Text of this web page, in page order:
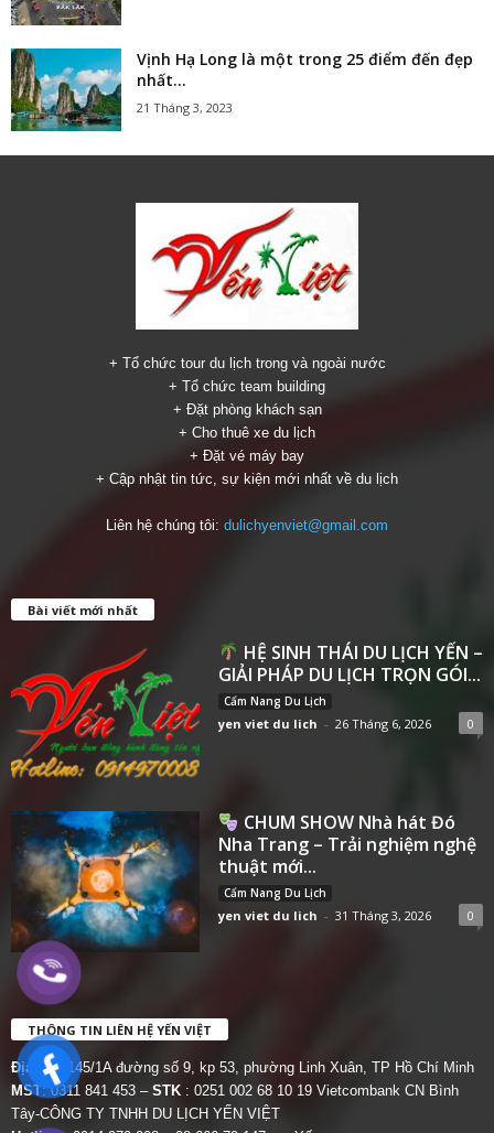
Vịnh Hạ Long là một trong 25 điểm đến đẹp
nhất...
21 Tháng 3, 2023
+ Tổ chức tour du lịch trong và ngoài nước
+ Tổ chức team building
+ Đặt phòng khách sạn
+ Cho thuê xe du lịch
+ Đặt vé máy bay
+ Cập nhật tin tức, sự kiện mới nhất về du lịch
Liên hệ chúng tôi: dulichyenviet@gmail.com
Bài viết mới nhất
HỆ SINH THÁI DU LỊCH YẾN –
GIẢI PHÁP DU LỊCH TRỌN GÓI...
Cẩm Nang Du Lịch
yen viet du lich - 26 Tháng 6, 2026 0
CHUM SHOW Nhà hát Đó
Nha Trang – Trải nghiệm nghệ
thuật mới...
Cẩm Nang Du Lịch
yen viet du lich - 31 Tháng 3, 2026 0
THÔNG TIN LIÊN HỆ YẾN VIỆT
Địa chỉ:
145/1A đường số 9, kp 53, phường Linh Xuân, TP Hồ Chí Minh
MST: 0311 841 453 – STK : 0251 002 68 10 19 Vietcombank CN Bình
Tây-CÔNG TY TNHH DU LỊCH YẾN VIỆT